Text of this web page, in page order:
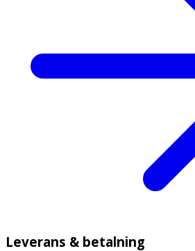
Leverans & betalning